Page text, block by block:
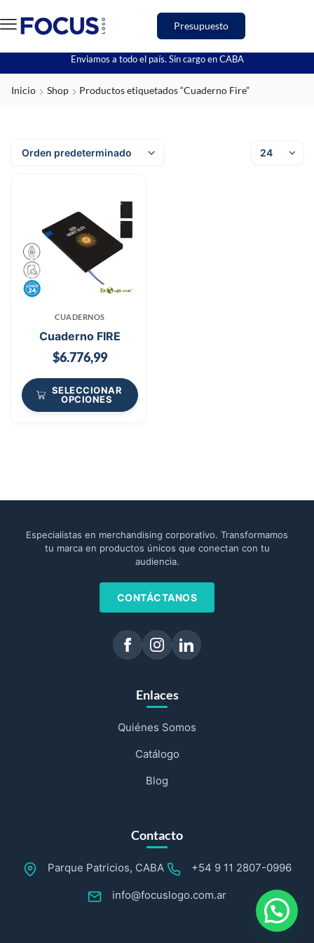
Presupuesto
Enviamos a todo el país. Sin cargo en CABA
Inicio Shop Productos etiquetados “Cuaderno Fire”
CUADERNOS
Cuaderno FIRE
$6.776,99
SELECCIONAR
OPCIONES
Especialistas en merchandising corporativo. Transformamos
tu marca en productos únicos que conectan con tu
audiencia.
CONTÁCTANOS
Enlaces
Quiénes Somos
Catálogo
Blog
Contacto
Parque Patricios, CABA +54 9 11 2807-0996
info@focuslogo.com.ar